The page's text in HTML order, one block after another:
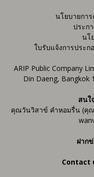
นโยบายกา
ประก
นโ
ใบรับแจ้งการประ
ARIP Public Company
Din Daeng, Bangkok
สนใ
คุณวันวิสาข์ คำหอมรื่น (คุณ
ฝาก
Contact